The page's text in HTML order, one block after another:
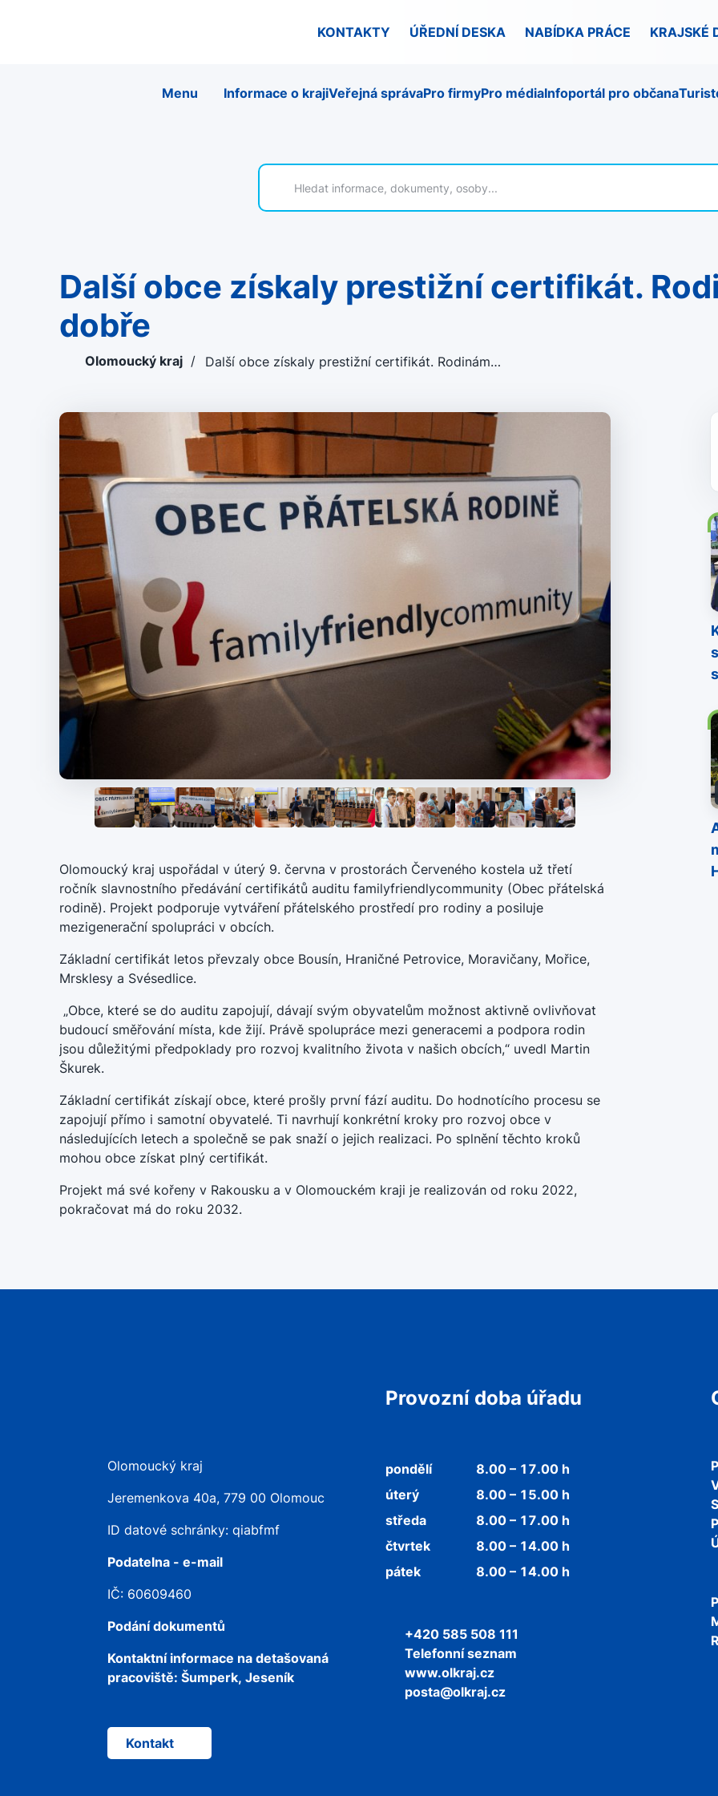
KONTAKTY ÚŘEDNÍ DESKA NABÍDKA PRÁCE KRAJSKÉ
Menu Informace o krajiVeřejná správaPro firmyPro médiaInfoportál pro občana
Další obce získaly prestižní certifikát. Rodinám se v nich žije
dobře
Olomoucký kraj / Další obce získaly prestižní certifikát. Rodinám…
Olomoucký kraj uspořádal v úterý 9. června v prostorách Červeného kostela už třetí
ročník slavnostního předávání certifikátů auditu familyfriendlycommunity (Obec přátelská
rodině). Projekt podporuje vytváření přátelského prostředí pro rodiny a posiluje
mezigenerační spolupráci v obcích.
Základní certifikát letos převzaly obce Bousín, Hraničné Petrovice, Moravičany, Mořice,
Mrsklesy a Svésedlice.
„Obce, které se do auditu zapojují, dávají svým obyvatelům možnost aktivně ovlivňovat
budoucí směřování místa, kde žijí. Právě spolupráce mezi generacemi a podpora rodin
jsou důležitými předpoklady pro rozvoj kvalitního života v našich obcích,“ uvedl Martin
Škurek.
Základní certifikát získají obce, které prošly první fází auditu. Do hodnotícího procesu se
zapojují přímo i samotní obyvatelé. Ti navrhují konkrétní kroky pro rozvoj obce v
následujících letech a společně se pak snaží o jejich realizaci. Po splnění těchto kroků
mohou obce získat plný certifikát.
Projekt má své kořeny v Rakousku a v Olomouckém kraji je realizován od roku 2022,
pokračovat má do roku 2032.
Olomoucký kraj
Jeremenkova 40a, 779 00 Olomouc
ID datové schránky: qiabfmf
Podatelna - e-mail
IČ: 60609460
Podání dokumentů
Kontaktní informace na detašovaná
pracoviště: Šumperk, Jeseník
Kontakt
Provozní doba úřadu
pondělí
8.00 – 17.00 h
úterý
8.00 – 15.00 h
středa
8.00 – 17.00 h
čtvrtek
8.00 – 14.00 h
pátek
8.00 – 14.00 h
+420 585 508 111
Telefonní seznam
www.olkraj.cz
posta@olkraj.cz